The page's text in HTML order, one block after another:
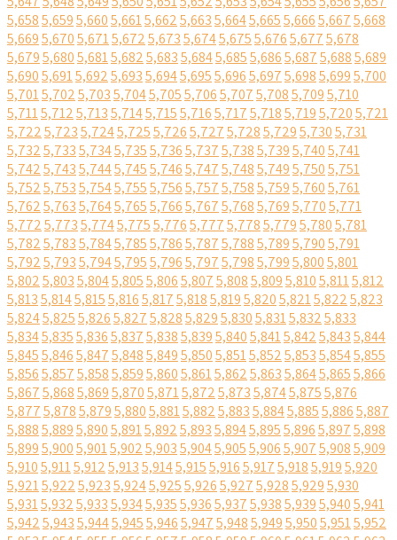
5,6585,6595,6605,6615,6625,6635,6645,6655,6665,6675,668
5,6695,6705,6715,6725,6735,6745,6755,6765,6775,678
5,6795,6805,6815,6825,6835,6845,6855,6865,6875,6885,689
5,6905,6915,6925,6935,6945,6955,6965,6975,6985,6995,700
5,7015,7025,7035,7045,7055,7065,7075,7085,7095,710
5,7115,7125,7135,7145,7155,7165,7175,7185,7195,7205,721
5,7225,7235,7245,7255,7265,7275,7285,7295,7305,731
5,7325,7335,7345,7355,7365,7375,7385,7395,7405,741
5,7425,7435,7445,7455,7465,7475,7485,7495,7505,751
5,7525,7535,7545,7555,7565,7575,7585,7595,7605,761
5,7625,7635,7645,7655,7665,7675,7685,7695,7705,771
5,7725,7735,7745,7755,7765,7775,7785,7795,7805,781
5,7825,7835,7845,7855,7865,7875,7885,7895,7905,791
5,7925,7935,7945,7955,7965,7975,7985,7995,8005,801
5,8025,8035,8045,8055,8065,8075,8085,8095,8105,8115,812
5,8135,8145,8155,8165,8175,8185,8195,8205,8215,8225,823
5,8245,8255,8265,8275,8285,8295,8305,8315,8325,833
5,8345,8355,8365,8375,8385,8395,8405,8415,8425,8435,844
5,8455,8465,8475,8485,8495,8505,8515,8525,8535,8545,855
5,8565,8575,8585,8595,8605,8615,8625,8635,8645,8655,866
5,8675,8685,8695,8705,8715,8725,8735,8745,8755,876
5,8775,8785,8795,8805,8815,8825,8835,8845,8855,8865,887
5,8885,8895,8905,8915,8925,8935,8945,8955,8965,8975,898
5,8995,9005,9015,9025,9035,9045,9055,9065,9075,9085,909
5,9105,9115,9125,9135,9145,9155,9165,9175,9185,9195,920
5,9215,9225,9235,9245,9255,9265,9275,9285,9295,930
5,9315,9325,9335,9345,9355,9365,9375,9385,9395,9405,941
5,9425,9435,9445,9455,9465,9475,9485,9495,9505,9515,952